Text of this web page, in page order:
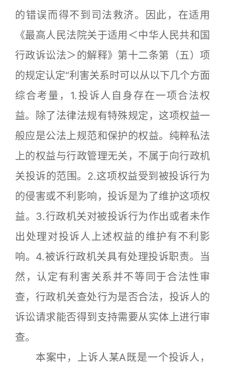
的错误而得不到司法救济。因此，在适用
《最高人民法院关于适用＜中华人民共和国
行政诉讼法＞的解释》第十二条第（五）项
的规定认定“利害关系时可以从以下几个方面
综合考量，1.投诉人自身存在一项合法权
益。除了法律法规有特殊规定，这项权益一
般应是公法上规范和保护的权益。纯粹私法
上的权益与行政管理无关，不属于向行政机
关投诉的范围。2.这项权益受到被投诉行为
的侵害或不利影响，投诉是为了维护这项权
益。3.行政机关对被投诉行为作出或者未作
出处理对投诉人上述权益的维护有不利影
响。4.被诉行政机关具有处理投诉职责。当
然，认定有利害关系并不等同于合法性审
查，行政机关查处行为是否合法，投诉人的
诉讼请求能否得到支持需要从实体上进行审
查。
本案中，上诉人某A既是一个投诉人，